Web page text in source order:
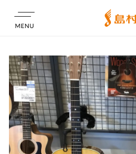
店舗情報